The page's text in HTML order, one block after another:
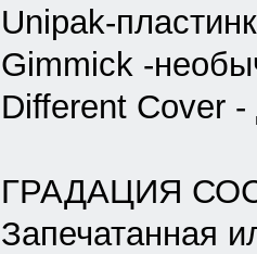
Unipak-
Gimmick -
Different Cover -
ГРАДАЦИЯ
Запечатанная